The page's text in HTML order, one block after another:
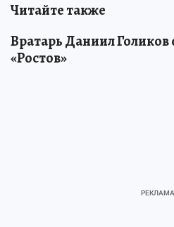
Читайте также
Вратарь Даниил
«Ростов»